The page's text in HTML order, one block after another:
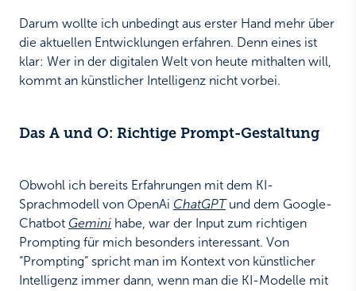
Darum wollte ich unbedingt aus erster Hand mehr über
die aktuellen Entwicklungen erfahren. Denn eines ist
klar: Wer in der digitalen Welt von heute mithalten will,
kommt an künstlicher Intelligenz nicht vorbei.
Das A und O: Richtige Prompt-Gestaltung
Obwohl ich bereits Erfahrungen mit dem KI-
Sprachmodell von OpenAi ChatGPTund dem Google-
Chatbot Gemini habe, war der Input zum richtigen
Prompting für mich besonders interessant. Von
“Prompting” spricht man im Kontext von künstlicher
Intelligenz immer dann, wenn man die KI-Modelle mit